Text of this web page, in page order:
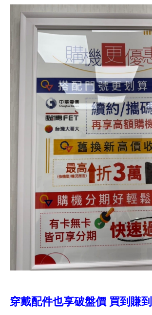
穿戴配件也享破盤價 買到賺到